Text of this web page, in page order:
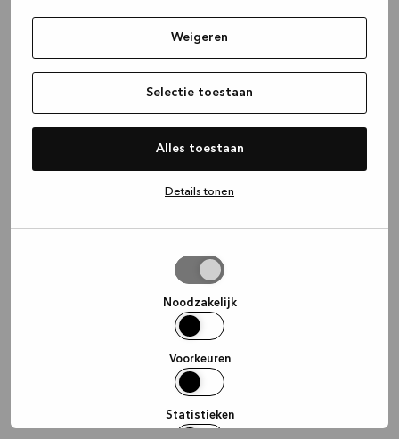
Weigeren
Selectie toestaan
Alles toestaan
Details tonen
Noodzakelijk
Voorkeuren
Statistieken
(see the browser console for more
information).